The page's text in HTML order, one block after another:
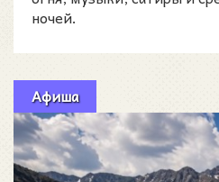
ночей.
Афиша